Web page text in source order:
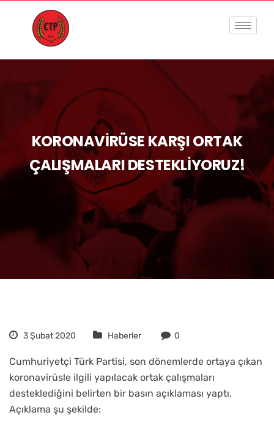
KORONAVİRÜSE KARŞI ORTAK
ÇALIŞMALARI DESTEKLİYORUZ!
3 Şubat 2020 Haberler 0
Cumhuriyetçi Türk Partisi, son dönemlerde ortaya çıkan
koronavirüsle ilgili yapılacak ortak çalışmaları
desteklediğini belirten bir basın açıklaması yaptı.
Açıklama şu şekilde: